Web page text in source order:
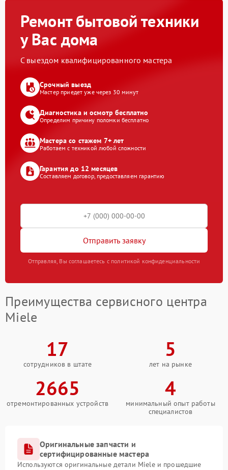
Ремонт бытовой техники
у Вас дома
С выездом квалифицированного мастера
Срочный выезд
Мастер приедет уже через 30 минут
Диагностика и осмотр бесплатно
Определим причину поломки бесплатно
Мастера со стажем 7+ лет
Работаем с техникой любой сложности
Гарантия до 12 месяцев
Составляем договор, предоставляем гарантию
Отправить заявку
Отправляя, Вы соглашаетесь с политикой конфиденциальности
Преимущества сервисного центра
Miele
17
сотрудников в штате
5
лет на рынке
2665
отремонтированных устройств
4
минимальный опыт работы
специалистов
Оригинальные запчасти и
сертифицированные мастера
Используются оригинальные детали Miele и прошедшие